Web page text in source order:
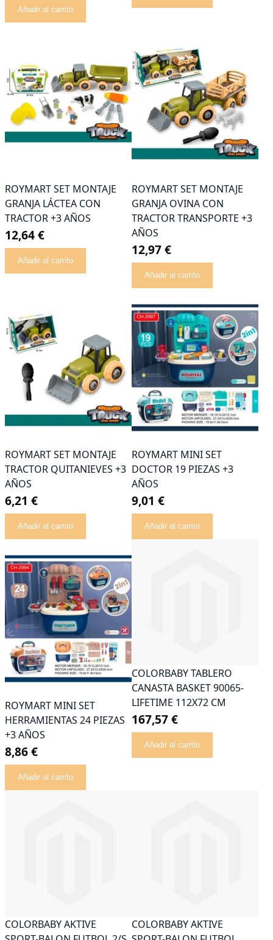
Añadir al carrito
ROYMART SET MONTAJE
GRANJA LÁCTEA CON
TRACTOR +3 AÑOS
12,64 €
Añadir al carrito
ROYMART SET MONTAJE
GRANJA OVINA CON
TRACTOR TRANSPORTE +3
AÑOS
12,97 €
Añadir al carrito
ROYMART SET MONTAJE
TRACTOR QUITANIEVES +3
AÑOS
6,21 €
Añadir al carrito
ROYMART MINI SET
DOCTOR 19 PIEZAS +3
AÑOS
9,01 €
Añadir al carrito
ROYMART MINI SET
HERRAMIENTAS 24 PIEZAS
+3 AÑOS
8,86 €
Añadir al carrito
COLORBABY TABLERO
CANASTA BASKET 90065-
LIFETIME 112X72 CM
167,57 €
Añadir al carrito
COLORBABY AKTIVE
COLORBABY AKTIVE